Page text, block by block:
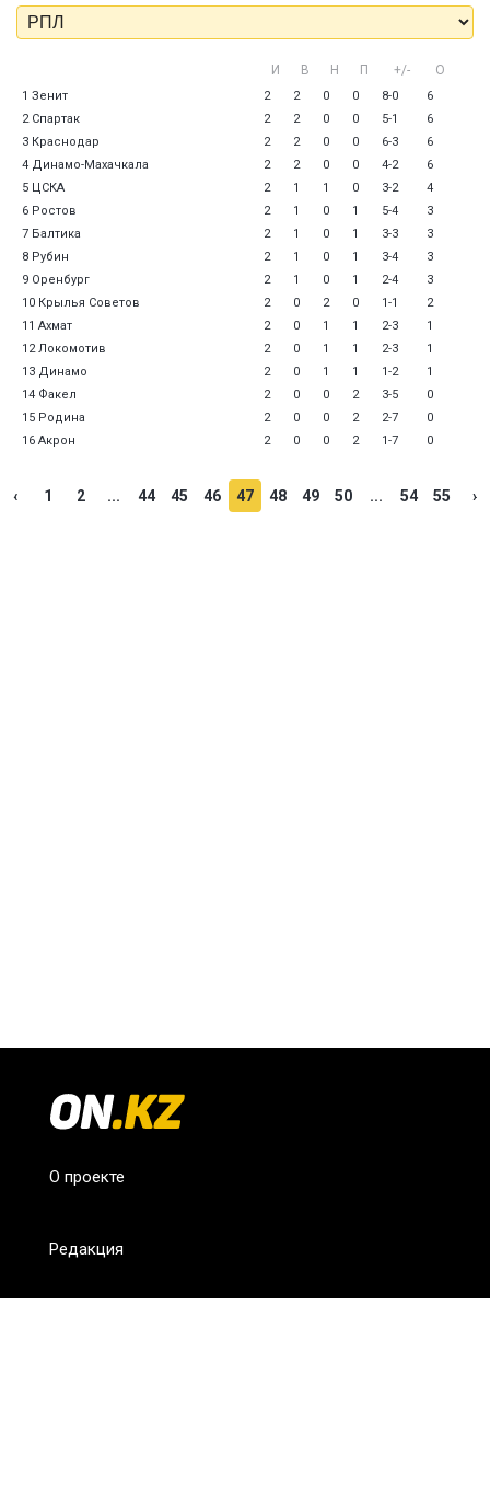
И В Н П +/- О
1 Зенит 2 2 0 0 8-0
6
2 Спартак
2 2 0 0 5-1
6
3 Краснодар
2 2 0 0 6-3
6
4 Динамо-Махачкала
2 2 0 0 4-2
6
5 ЦСКА
2 1 1 0 3-2
4
6 Ростов
2 1 0 1 5-4
3
7 Балтика
2 1 0 1 3-3
3
8 Рубин
2 1 0 1 3-4
3
9 Оренбург
2 1 0 1 2-4
3
10 Крылья Советов
2 0 2 0 1-1
2
11 Ахмат
2 0 1 1 2-3
1
12 Локомотив
2 0 1 1 2-3
1
13 Динамо
2 0 1 1 1-2
1
14 Факел
2 0 0 2 3-5
0
15 Родина
2 0 0 2 2-7
0
16 Акрон
2 0 0 2 1-7 0
‹ 1 2 ... 44 45 46 47 48 49 50 ... 54 55 ›
О проекте
Редакция